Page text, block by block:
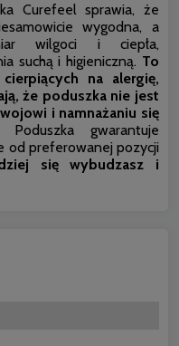
Curefeel sprawia, że
wygodna, a
wilgoci i ciepła,
suchą i higieniczną. To
na alergię,
że poduszka nie jest
i namnażaniu się
Poduszka gwarantuje
od preferowanej pozycji
się wybudzasz i